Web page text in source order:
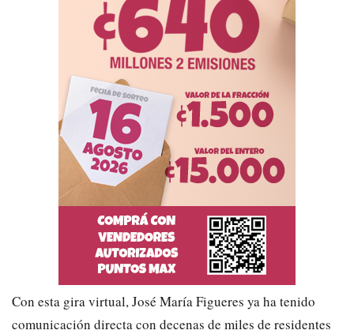
Con esta gira virtual, José María Figueres ya ha tenido
comunicación directa con decenas de miles de residentes